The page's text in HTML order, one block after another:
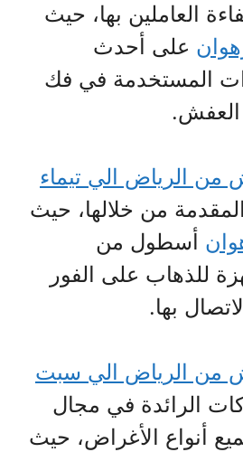
العاملين بها، حيث
على أحدث
المستخدمة في فك
العفش.
الرياض الي تيماء
من خلالها، حيث
أسطول من
للذهاب على الفور
بها.
من الرياض الي سبت
الرائدة في مجال
أنواع الأغراض، حيث